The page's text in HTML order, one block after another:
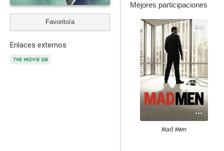
Favorito/a
Enlaces externos
Mejores participaciones
8.4
Mad Men